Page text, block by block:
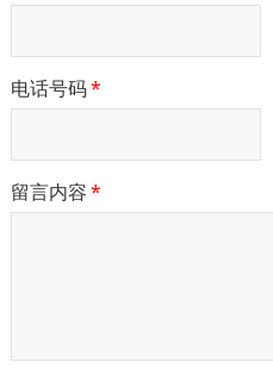
电话号码*
留言内容*